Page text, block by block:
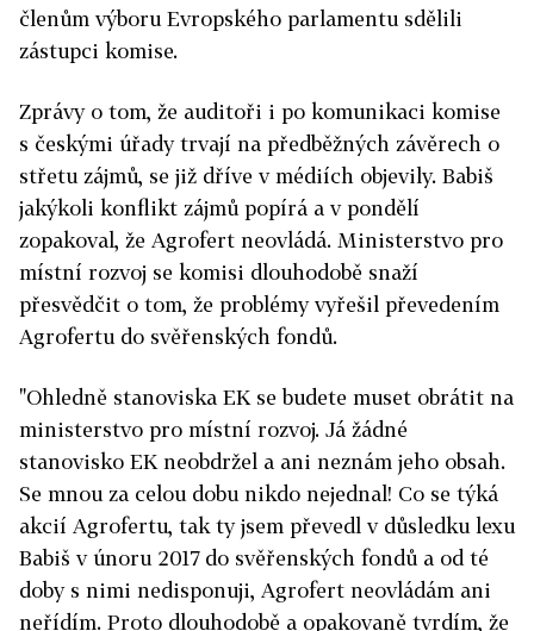
členům výboru Evropského parlamentu sdělili
zástupci komise.
Zprávy o tom, že auditoři i po komunikaci komise
s českými úřady trvají na předběžných závěrech o
střetu zájmů, se již dříve v médiích objevily. Babiš
jakýkoli konflikt zájmů popírá a v pondělí
zopakoval, že Agrofert neovládá. Ministerstvo pro
místní rozvoj se komisi dlouhodobě snaží
přesvědčit o tom, že problémy vyřešil převedením
Agrofertu do svěřenských fondů.
"Ohledně stanoviska EK se budete muset obrátit na
ministerstvo pro místní rozvoj. Já žádné
stanovisko EK neobdržel a ani neznám jeho obsah.
Se mnou za celou dobu nikdo nejednal! Co se týká
akcií Agrofertu, tak ty jsem převedl v důsledku lexu
Babiš v únoru 2017 do svěřenských fondů a od té
doby s nimi nedisponuji, Agrofert neovládám ani
neřídím. Proto dlouhodobě a opakovaně tvrdím, že